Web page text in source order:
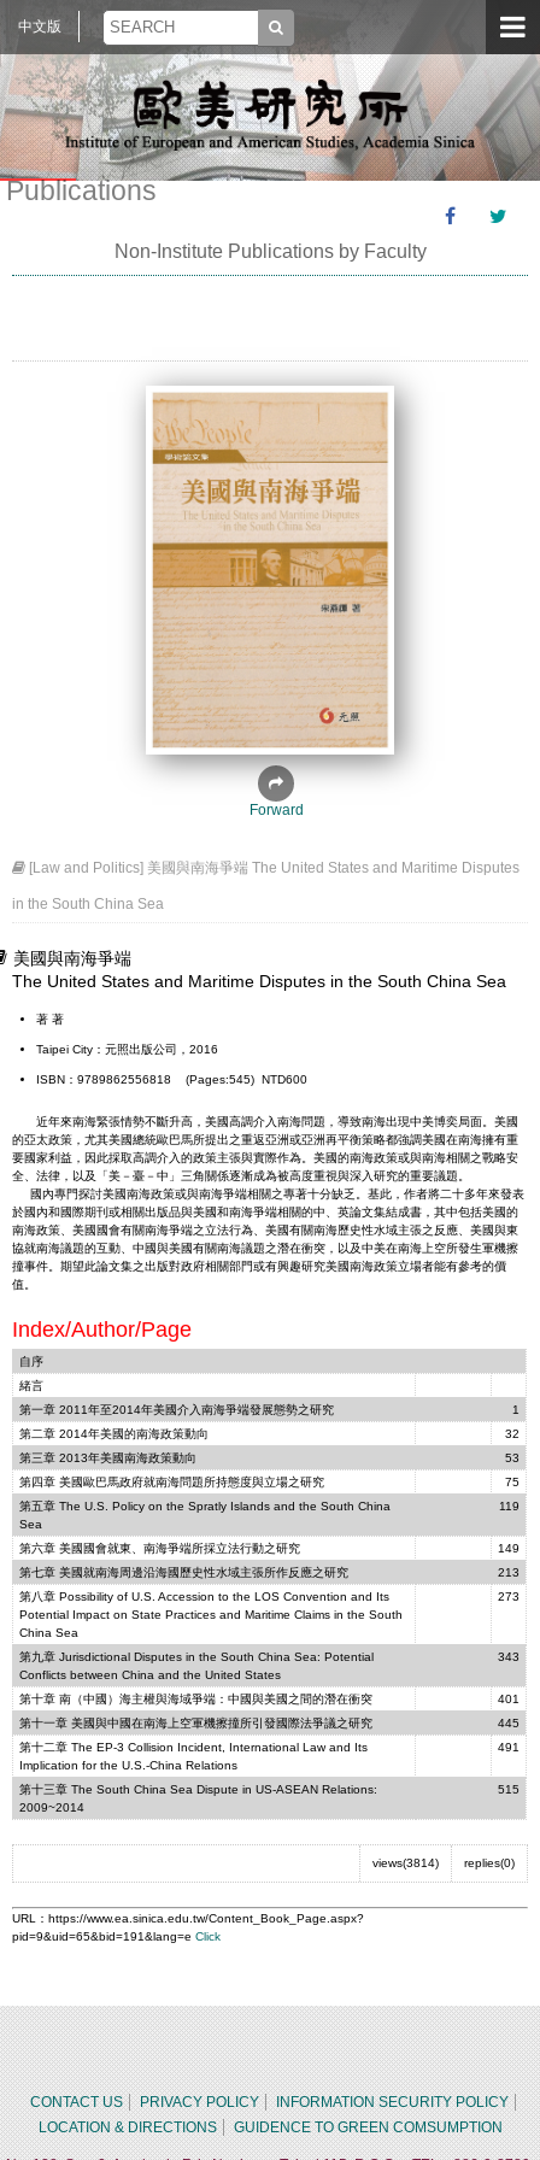
中文版
Publications
Non-Institute Publications by Faculty
Forward
[Law and Politics] 美國與南海爭端 The United States and Maritime Disputes
in the South China Sea
美國與南海爭端
The United States and Maritime Disputes in the South China Sea
著 著
Taipei City：元照出版公司，2016
ISBN：9789862556818 (Pages:545) NTD600
近年來南海緊張情勢不斷升高，美國高調介入南海問題，導致南海出現中美博奕局面。美國
的亞太政策，尤其美國總統歐巴馬所提出之重返亞洲或亞洲再平衡策略都強調美國在南海擁有重
要國家利益，因此採取高調介入的政策主張與實際作為。美國的南海政策或與南海相關之戰略安
全、法律，以及「美－臺－中」三角關係逐漸成為被高度重視與深入研究的重要議題。
國內專門探討美國南海政策或與南海爭端相關之專著十分缺乏。基此，作者將二十多年來發表
於國內和國際期刊或相關出版品與美國和南海爭端相關的中、英論文集結成書，其中包括美國的
南海政策、美國國會有關南海爭端之立法行為、美國有關南海歷史性水域主張之反應、美國與東
協就南海議題的互動、中國與美國有關南海議題之潛在衝突，以及中美在南海上空所發生軍機擦
撞事件。期望此論文集之出版對政府相關部門或有興趣研究美國南海政策立場者能有參考的價
值。
Index/Author/Page
自序
緒言
第一章 2011年至2014年美國介入南海爭端發展態勢之研究
1
第二章 2014年美國的南海政策動向
32
第三章 2013年美國南海政策動向
53
第四章 美國歐巴馬政府就南海問題所持態度與立場之研究
75
第五章 The U.S. Policy on the Spratly Islands and the South China
Sea
119
第六章 美國國會就東、南海爭端所採立法行動之研究
149
第七章 美國就南海周邊沿海國歷史性水域主張所作反應之研究
213
第八章 Possibility of U.S. Accession to the LOS Convention and Its
Potential Impact on State Practices and Maritime Claims in the South
China Sea
273
第九章 Jurisdictional Disputes in the South China Sea: Potential
Conflicts between China and the United States
343
第十章 南（中國）海主權與海域爭端：中國與美國之間的潛在衝突
401
第十一章 美國與中國在南海上空軍機擦撞所引發國際法爭議之研究
445
第十二章 The EP-3 Collision Incident, International Law and Its
Implication for the U.S.-China Relations
491
第十三章 The South China Sea Dispute in US-ASEAN Relations:
2009~2014
515
replies(0)
views(3814)
URL：https://www.ea.sinica.edu.tw/Content_Book_Page.aspx?
pid=9&uid=65&bid=191&lang=e Click
CONTACT US PRIVACY POLICY
INFORMATION SECURITY POLICY
LOCATION & DIRECTIONS
GUIDENCE TO GREEN COMSUMPTION